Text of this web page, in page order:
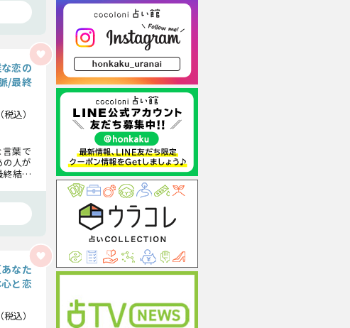
恋の
/最終
込）
言葉で
の人が
終結論
なた
と恋
込）